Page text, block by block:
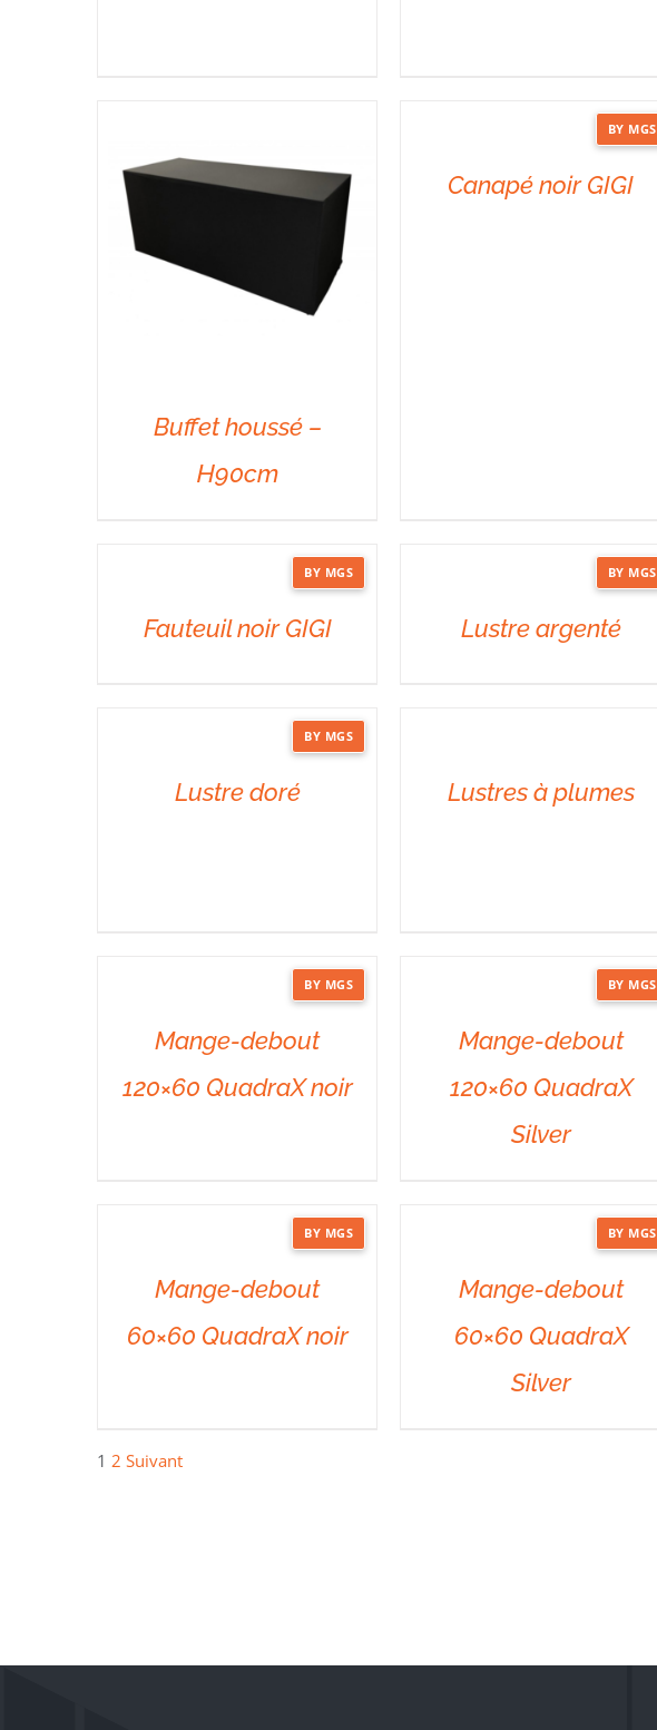
Buffet houssé –
H90cm
BY MGS
Canapé noir GIGI
BY MGS
Fauteuil noir GIGI
BY MGS
Lustre argenté
BY MGS
Lustre doré Lustres à plumes
BY MGS
Mange-debout
120×60 QuadraX noir
BY MGS
Mange-debout
120×60 QuadraX
Silver
BY MGS
Mange-debout
60×60 QuadraX noir
BY MGS
Mange-debout
60×60 QuadraX
Silver
1 2 Suivant